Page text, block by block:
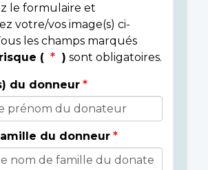
le formulaire et
votre/vos image(s) ci-
les champs marqués
( ) sont obligatoires.
du donneur
du donneur